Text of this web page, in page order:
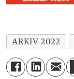
ARKIV 2022